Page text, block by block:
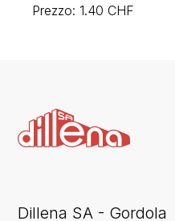
Prezzo: 1.40 CHF
Dillena SA - Gordola